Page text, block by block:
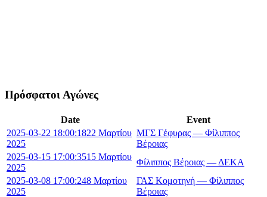
Πρόσφατοι Αγώνες
Date
Event
2025-03-22 18:00:1822 Μαρτίου
2025
ΜΓΣ Γέφυρας — Φίλιππος
Βέροιας
2025-03-15 17:00:3515 Μαρτίου
2025
Φίλιππος Βέροιας — ΔΕΚΑ
2025-03-08 17:00:248 Μαρτίου
2025
ΓΑΣ Κομοτηνή — Φίλιππος
Βέροιας